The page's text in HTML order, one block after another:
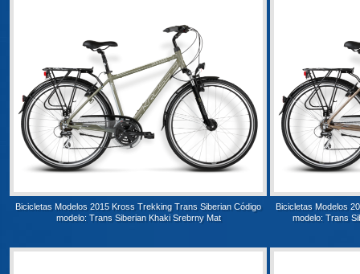
Bicicletas Modelos 2015 Kross Trekking Trans Siberian Código
modelo: Trans Siberian Khaki Srebrny Mat
Bicicletas Modelos
modelo: Trans